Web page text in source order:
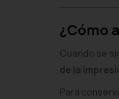
¿Cómo
Cuando se
de la
Para